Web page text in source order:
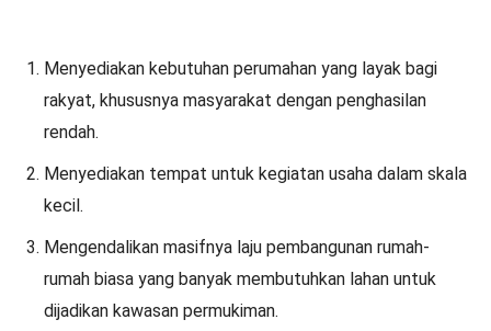
Menyediakan kebutuhan perumahan yang layak bagi
rakyat, khususnya masyarakat dengan penghasilan
rendah.
Menyediakan tempat untuk kegiatan usaha dalam skala
kecil.
Mengendalikan masifnya laju pembangunan rumah-
rumah biasa yang banyak membutuhkan lahan untuk
dijadikan kawasan permukiman.